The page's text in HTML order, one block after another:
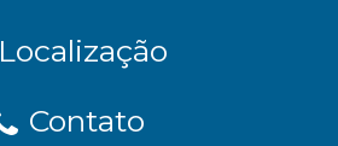
Localização
Contato